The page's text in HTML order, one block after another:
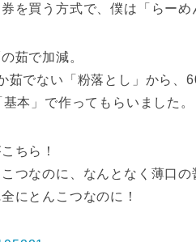
を買う方式で、僕は「らーめ
茹で加減。
茹でない「粉落とし」から、
本」で作ってもらいました。
ちら！
つなのに、なんとなく薄口
にとんこつなのに！